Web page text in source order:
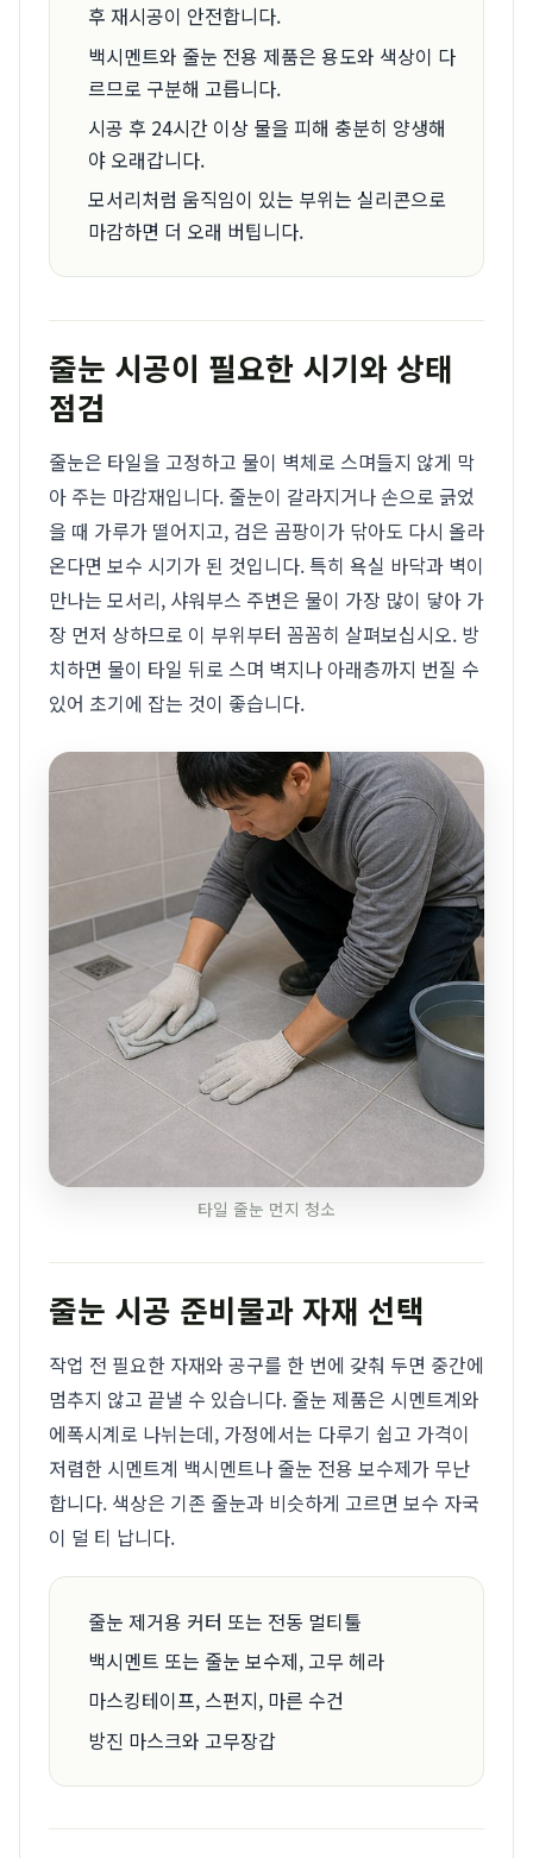
후 재시공이 안전합니다.
백시멘트와 줄눈 전용 제품은 용도와 색상이 다
르므로 구분해 고릅니다.
시공 후 24시간 이상 물을 피해 충분히 양생해
야 오래갑니다.
모서리처럼 움직임이 있는 부위는 실리콘으로
마감하면 더 오래 버팁니다.
줄눈 시공이 필요한 시기와 상태
점검
줄눈은 타일을 고정하고 물이 벽체로 스며들지 않게 막
아 주는 마감재입니다. 줄눈이 갈라지거나 손으로 긁었
을 때 가루가 떨어지고, 검은 곰팡이가 닦아도 다시 올라
온다면 보수 시기가 된 것입니다. 특히 욕실 바닥과 벽이
만나는 모서리, 샤워부스 주변은 물이 가장 많이 닿아 가
장 먼저 상하므로 이 부위부터 꼼꼼히 살펴보십시오. 방
치하면 물이 타일 뒤로 스며 벽지나 아래층까지 번질 수
있어 초기에 잡는 것이 좋습니다.
타일 줄눈 먼지 청소
줄눈 시공 준비물과 자재 선택
작업 전 필요한 자재와 공구를 한 번에 갖춰 두면 중간에
멈추지 않고 끝낼 수 있습니다. 줄눈 제품은 시멘트계와
에폭시계로 나뉘는데, 가정에서는 다루기 쉽고 가격이
저렴한 시멘트계 백시멘트나 줄눈 전용 보수제가 무난
합니다. 색상은 기존 줄눈과 비슷하게 고르면 보수 자국
이 덜 티 납니다.
줄눈 제거용 커터 또는 전동 멀티툴
백시멘트 또는 줄눈 보수제, 고무 헤라
마스킹테이프, 스펀지, 마른 수건
방진 마스크와 고무장갑